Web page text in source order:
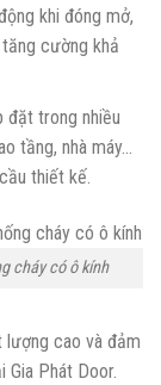
khi đóng mở,
cường khả
đặt trong nhiều
tầng, nhà máy…
thiết kế.
cháy có ô kính
cao và đảm
Gia Phát Door.